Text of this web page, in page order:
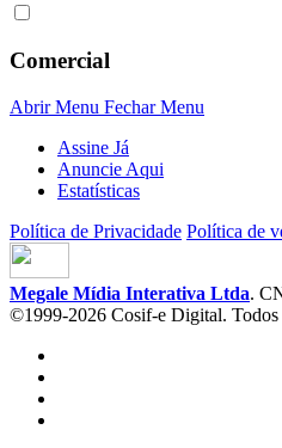
Comercial
Abrir Menu Fechar Menu
Assine Já
Anuncie Aqui
Estatísticas
Política de Privacidade Política de
Megale Mídia Interativa Ltda.
©1999-2026 Cosif-e Digital. Todos